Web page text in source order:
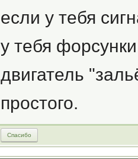
если у тебя
у тебя
двигатель
простого.
Спасибо